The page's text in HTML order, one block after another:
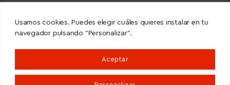
Usamos cookies. Puedes elegir cuáles quieres instalar en tu
navegador pulsando "Personalizar".
Aceptar